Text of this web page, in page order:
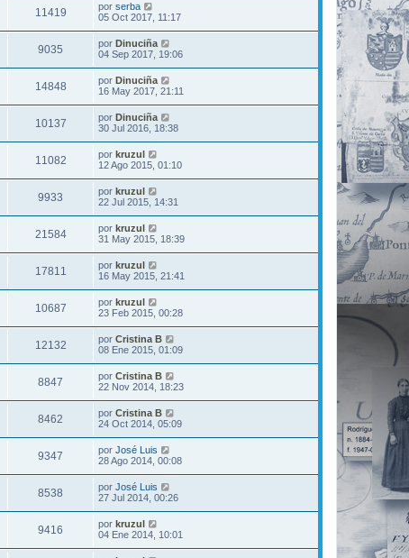
11419 por serba
05 Oct 2017, 11:17
9035 por Dinuciña
04 Sep 2017, 19:06
14848 por Dinuciña
16 May 2017, 21:11
10137 por Dinuciña
30 Jul 2016, 18:38
11082 por kruzul
12 Ago 2015, 01:10
9933 por kruzul
22 Jul 2015, 14:31
21584 por kruzul
31 May 2015, 18:39
17811 por kruzul
16 May 2015, 21:41
10687 por kruzul
23 Feb 2015, 00:28
12132 por Cristina B
08 Ene 2015, 01:09
8847 por Cristina B
22 Nov 2014, 18:23
8462 por Cristina B
24 Oct 2014, 05:09
9347 por José Luis
28 Ago 2014, 00:08
8538 por José Luis
27 Jul 2014, 00:26
9416 por kruzul
04 Ene 2014, 10:01